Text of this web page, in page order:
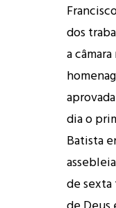
dos
a
dia o
Batista
de sexta